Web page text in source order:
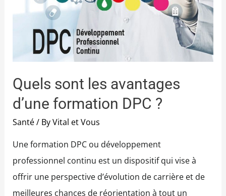
Quels sont les avantages
d’une formation DPC ?
Santé/ ByVital et Vous
Une formation DPC ou développement
professionnel continu est un dispositif qui vise à
offrir une perspective d’évolution de carrière et de
meilleures chances de réorientation à tout un